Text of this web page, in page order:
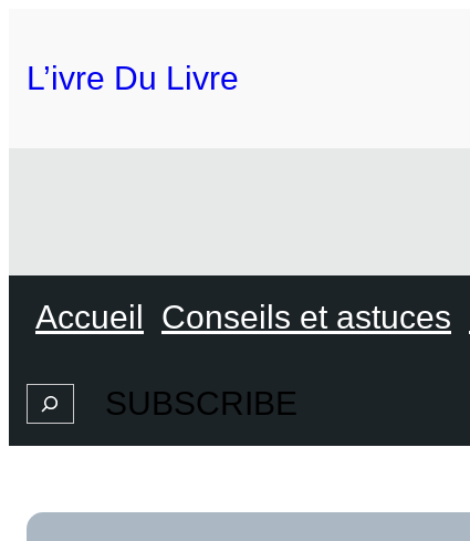
L’ivre Du Livre
Accueil Conseils et astuces
SearchSUBSCRIBE